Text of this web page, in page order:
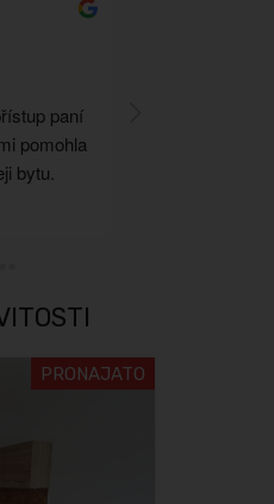
paní
pomohla
bytu.
PRONAJATO